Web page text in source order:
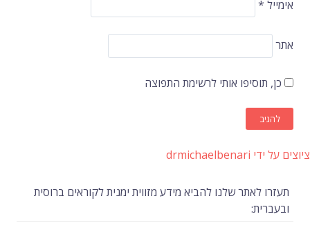
אימייל *
אתר
כן, תוסיפו אותי לרשימת התפוצה
ציוצים על ידי drmichaelbenari
תעזרו לאתר שלנו להביא מידע מזווית ימנית לקוראים ברוסית
ובעברית: